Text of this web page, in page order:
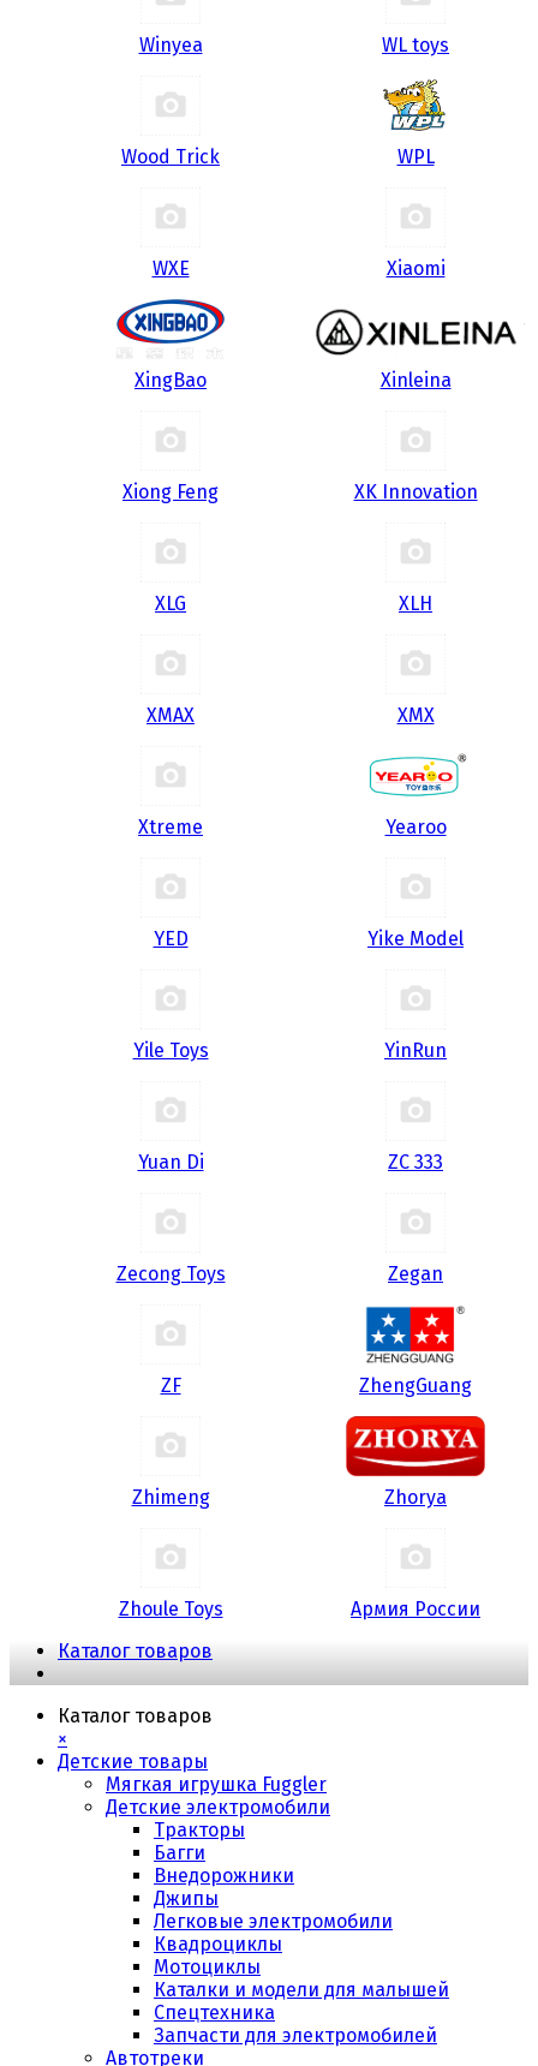
Winyea WL toys
Wood Trick WPL
WXE Xiaomi
XingBao Xinleina
Xiong Feng XK Innovation
XLG XLH
XMAX XMX
Xtreme Yearoo
YED Yike Model
Yile Toys YinRun
Yuan Di ZC 333
Zecong Toys Zegan
ZF ZhengGuang
Zhimeng Zhorya
Zhoule Toys
Армия России
Каталог товаров
Каталог товаров
×
Детские товары
Мягкая игрушка Fuggler
Детские электромобили
Тракторы
Багги
Внедорожники
Джипы
Легковые электромобили
Квадроциклы
Мотоциклы
Каталки и модели для малышей
Спецтехника
Запчасти для электромобилей
Автотреки